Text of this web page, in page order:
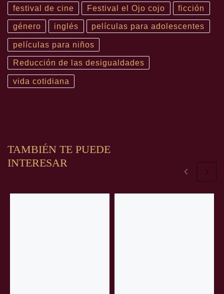
festival de cine Festival el Ojo cojo ficción
género inglés películas para adolescentes
películas para niños
Reducción de las desigualdades
vida cotidiana
TAMBIÉN TE PUEDE
INTERESAR